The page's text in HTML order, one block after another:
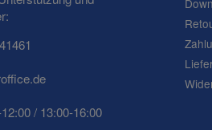
/ 13:00-16:00